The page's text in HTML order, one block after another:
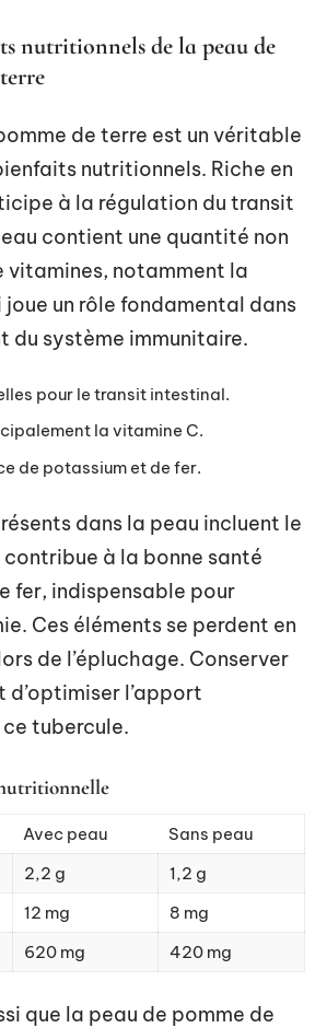
nutritionnels de la peau de
de terre est un véritable
nutritionnels. Riche en
à la régulation du transit
contient une quantité non
vitamines, notamment la
un rôle fondamental dans
du système immunitaire.
pour le transit intestinal.
la vitamine C.
de potassium et de fer.
dans la peau incluent le
à la bonne santé
fer, indispensable pour
Ces éléments se perdent en
de l’épluchage. Conserver
d’optimiser l’apport
tubercule.
Avec peau
Sans peau
2,2 g
1,2 g
12 mg
8 mg
620 mg 420 mg
que la peau de pomme de